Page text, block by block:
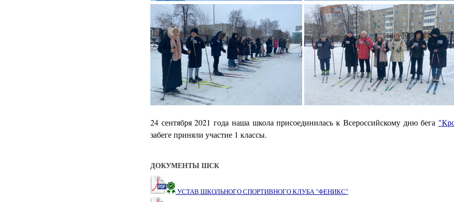
24 сентября 2021 года наша школа присоединилась к Всероссийскому дню бега
забеге приняли участие 1 классы.
ДОКУМЕНТЫ ШСК
УСТАВ ШКОЛЬНОГО СПОРТИВНОГО КЛУБА "ФЕНИКС"